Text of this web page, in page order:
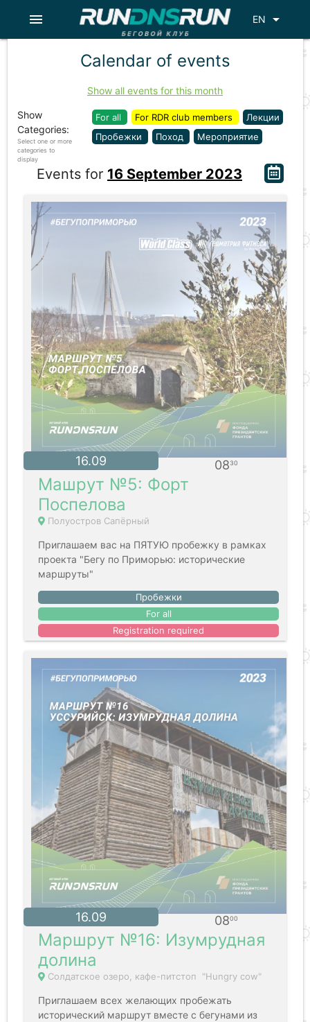
EN arrow_drop_down
menu
Calendar of events
Show all events for this month
Show
Categories:
Select one or more
categories to
display
For all For RDR club members
Лекции
Пробежки
Поход Мероприятие
Events for 16 September 2023
16.09 0830
Машрут №5: Форт
Поспелова
Полуостров Сапёрный
Приглашаем вас на ПЯТУЮ пробежку в рамках
проекта "Бегу по Приморью: исторические
маршруты"
Пробежки
For all
Registration required
16.09 0800
Маршрут №16: Изумрудная
долина
Солдатское озеро, кафе-питстоп "Hungry cow"
Приглашаем всех желающих пробежать
исторический маршрут вместе с бегунами из